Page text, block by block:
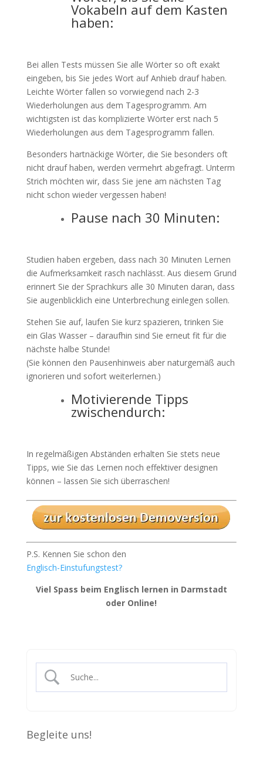
Vokabeln auf dem Kasten
haben:
Bei allen Tests müssen Sie alle Wörter so oft exakt
eingeben, bis Sie jedes Wort auf Anhieb drauf haben.
Leichte Wörter fallen so vorwiegend nach 2-3
Wiederholungen aus dem Tagesprogramm. Am
wichtigsten ist das komplizierte Wörter erst nach 5
Wiederholungen aus dem Tagesprogramm fallen.
Besonders hartnäckige Wörter, die Sie besonders oft
nicht drauf haben, werden vermehrt abgefragt. Unterm
Strich möchten wir, dass Sie jene am nächsten Tag
nicht schon wieder vergessen haben!
Pause nach 30 Minuten:
Studien haben ergeben, dass nach 30 Minuten Lernen
die Aufmerksamkeit rasch nachlässt. Aus diesem Grund
erinnert Sie der Sprachkurs alle 30 Minuten daran, dass
Sie augenblicklich eine Unterbrechung einlegen sollen.
Stehen Sie auf, laufen Sie kurz spazieren, trinken Sie
ein Glas Wasser – daraufhin sind Sie erneut fit für die
nächste halbe Stunde!
(Sie können den Pausenhinweis aber naturgemäß auch
ignorieren und sofort weiterlernen.)
Motivierende Tipps
zwischendurch:
In regelmäßigen Abständen erhalten Sie stets neue
Tipps, wie Sie das Lernen noch effektiver designen
können – lassen Sie sich überraschen!
P.S. Kennen Sie schon den
Englisch-Einstufungstest?
Viel Spass beim Englisch lernen in Darmstadt
oder Online!
Begleite uns!